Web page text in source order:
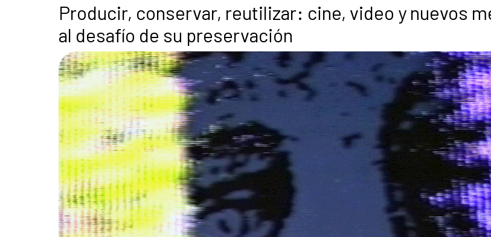
Producir, conservar, reutilizar: cine, video y nuevos
al desafío de su preservación